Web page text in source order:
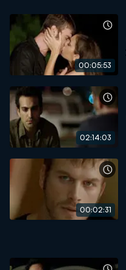
00:05:53
02:14:03
00:02:31